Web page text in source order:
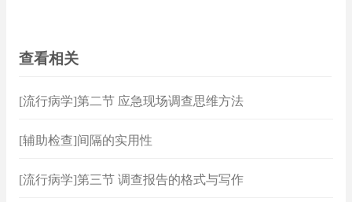
查看相关
[流行病学]第二节 应急现场调查思维方法
[辅助检查]间隔的实用性
[流行病学]第三节 调查报告的格式与写作